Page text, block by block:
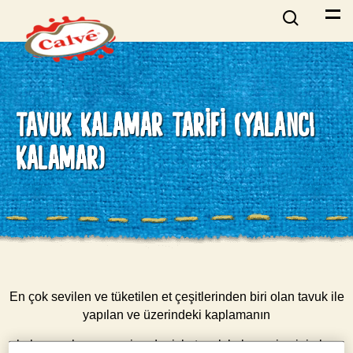
TAVUK KALAMAR TARIFI (YALANCI
KALAMAR)
En çok sevilen ve tüketilen et çeşitlerinden biri olan tavuk ile
yapılan ve üzerindeki kaplamanın
kalamara benzemesi nedeniyle tavuk kalamar ismini alan